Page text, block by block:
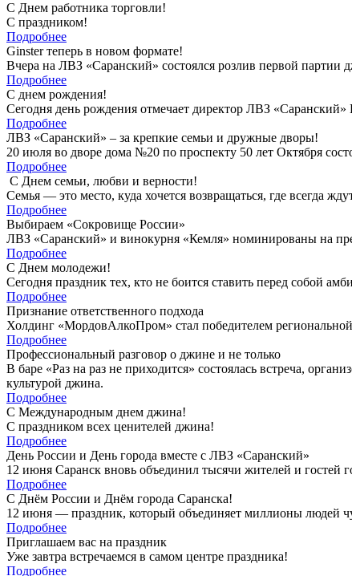
С Днем работника торговли!
С праздником!
Подробнее
Ginster теперь в новом формате!
Вчера на ЛВЗ «Саранский» состоялся розлив первой
Подробнее
С днем рождения!
Сегодня день рождения отмечает директор ЛВЗ
Подробнее
ЛВЗ «Саранский» – за крепкие семьи и дружные дворы!
20 июля во дворе дома №20 по проспекту 50 лет Октября
Подробнее
С Днем семьи, любви и верности!
Семья — это место, куда хочется возвращаться, где всегда
Подробнее
Выбираем «Сокровище России»
ЛВЗ «Саранский» и винокурня «Кемля» номинированы на
Подробнее
С Днем молодежи!
Сегодня праздник тех, кто не боится ставить перед собой
Подробнее
Признание ответственного подхода
Холдинг «МордовАлкоПром» стал победителем
Подробнее
Профессиональный разговор о джине и не только
В баре «Раз на раз не приходится» состоялась встреча,
культурой джина.
Подробнее
С Международным днем джина!
С праздником всех ценителей джина!
Подробнее
День России и День города вместе с ЛВЗ «Саранский»
12 июня Саранск вновь объединил тысячи жителей и гостей
Подробнее
С Днём России и Днём города Саранска!
12 июня — праздник, который объединяет миллионы людей
Подробнее
Приглашаем вас на праздник
Уже завтра встречаемся в самом центре праздника!
Подробнее